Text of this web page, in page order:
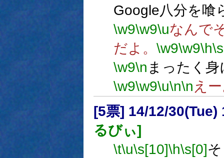
Google八分を喰
\w9\w9\uなんで
だよ。 \w9\w9\h
\w9\n まったく
\w9\w9\u\n\n え
[5票] 14/12/
るびぃ]
\t\u\s[10]\h\s[0]